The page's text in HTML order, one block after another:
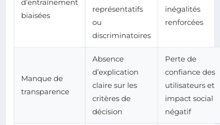
d’entraînement
biaisées
représentatifs
ou
discriminatoires
inégalités
renforcées
Manque de
transparence
Absence
d’explication
claire sur les
critères de
décision
Perte de
confiance des
utilisateurs et
impact social
négatif